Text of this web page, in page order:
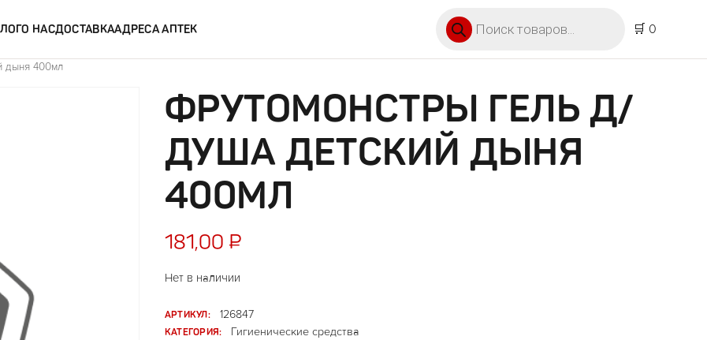
О НАСДОСТАВКААДРЕСА АПТЕК
🛒 0
дыня 400мл
ФРУТОМОНСТРЫ ГЕЛЬ Д/
ДУША ДЕТСКИЙ ДЫНЯ
400МЛ
181,00 ₽
Нет в наличии
АРТИКУЛ:
126847
КАТЕГОРИЯ:
Гигиенические средства